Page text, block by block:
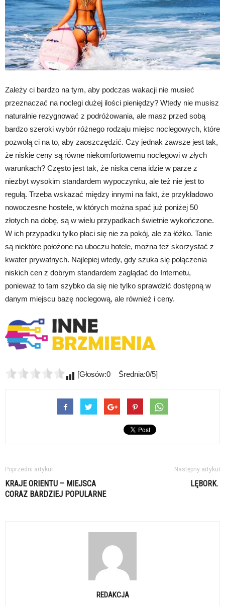
Zależy ci bardzo na tym, aby podczas wakacji nie musieć
przeznaczać na noclegi dużej ilości pieniędzy? Wtedy nie musisz
naturalnie rezygnować z podróżowania, ale masz przed sobą
bardzo szeroki wybór różnego rodzaju miejsc noclegowych, które
pozwolą ci na to, aby zaoszczędzić. Czy jednak zawsze jest tak,
że niskie ceny są równe niekomfortowemu noclegowi w złych
warunkach? Często jest tak, że niska cena idzie w parze z
niezbyt wysokim standardem wypoczynku, ale też nie jest to
regułą. Trzeba wskazać między innymi na fakt, że przykładowo
nowoczesne hostele, w których można spać już poniżej 50
złotych na dobę, są w wielu przypadkach świetnie wykończone.
W ich przypadku tylko płaci się nie za pokój, ale za łóżko. Tanie
są niektóre położone na uboczu hotele, można też skorzystać z
kwater prywatnych. Najlepiej wtedy, gdy szuka się połączenia
niskich cen z dobrym standardem zaglądać do Internetu,
ponieważ to tam szybko da się nie tylko sprawdzić dostępną w
danym miejscu bazę noclegową, ale również i ceny.
[Głosów:0 Średnia:0/5]
Poprzedni artykuł
KRAJE ORIENTU – MIEJSCA
CORAZ BARDZIEJ POPULARNE
Następny artykuł
LĘBORK.
REDAKCJA